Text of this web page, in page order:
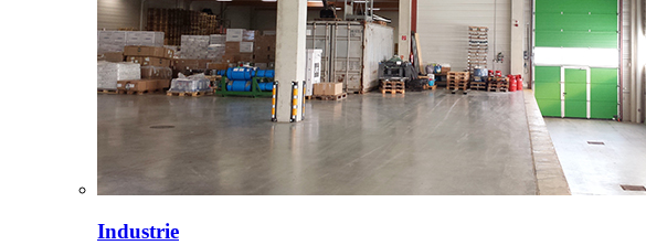
Industrie